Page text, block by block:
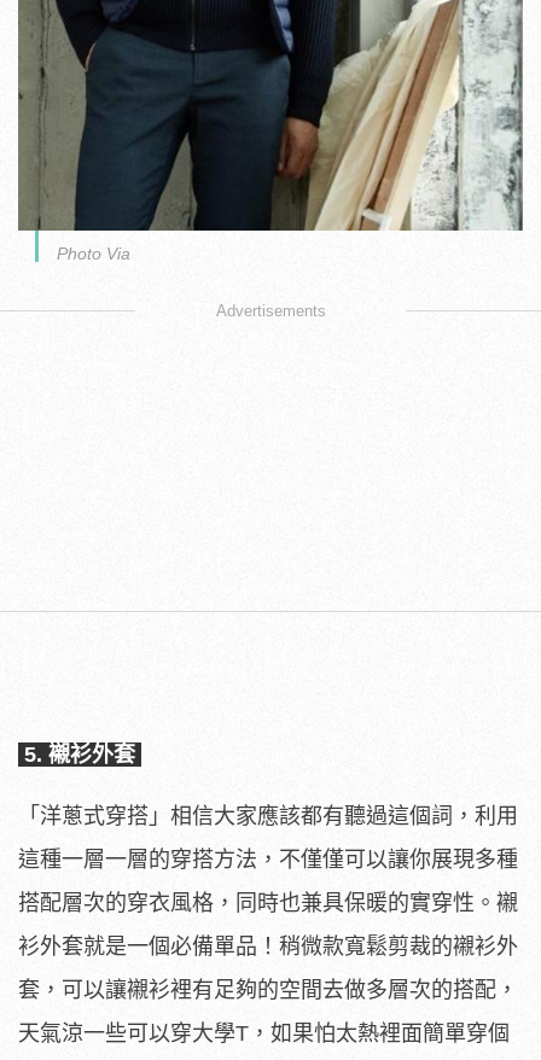
Photo Via
Advertisements
5. 襯衫外套
「洋蔥式穿搭」相信大家應該都有聽過這個詞，利用
這種一層一層的穿搭方法，不僅僅可以讓你展現多種
搭配層次的穿衣風格，同時也兼具保暖的實穿性。襯
衫外套就是一個必備單品！稍微款寬鬆剪裁的襯衫外
套，可以讓襯衫裡有足夠的空間去做多層次的搭配，
天氣涼一些可以穿大學T，如果怕太熱裡面簡單穿個